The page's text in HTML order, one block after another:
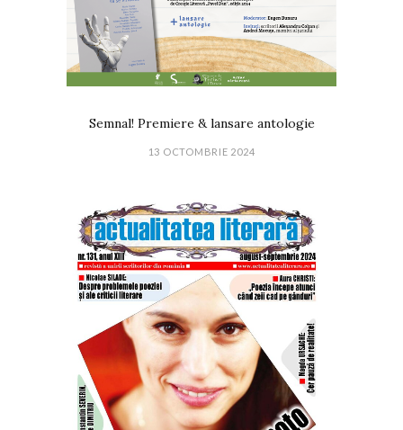
Semnal! Premiere & lansare antologie
13 OCTOMBRIE 2024